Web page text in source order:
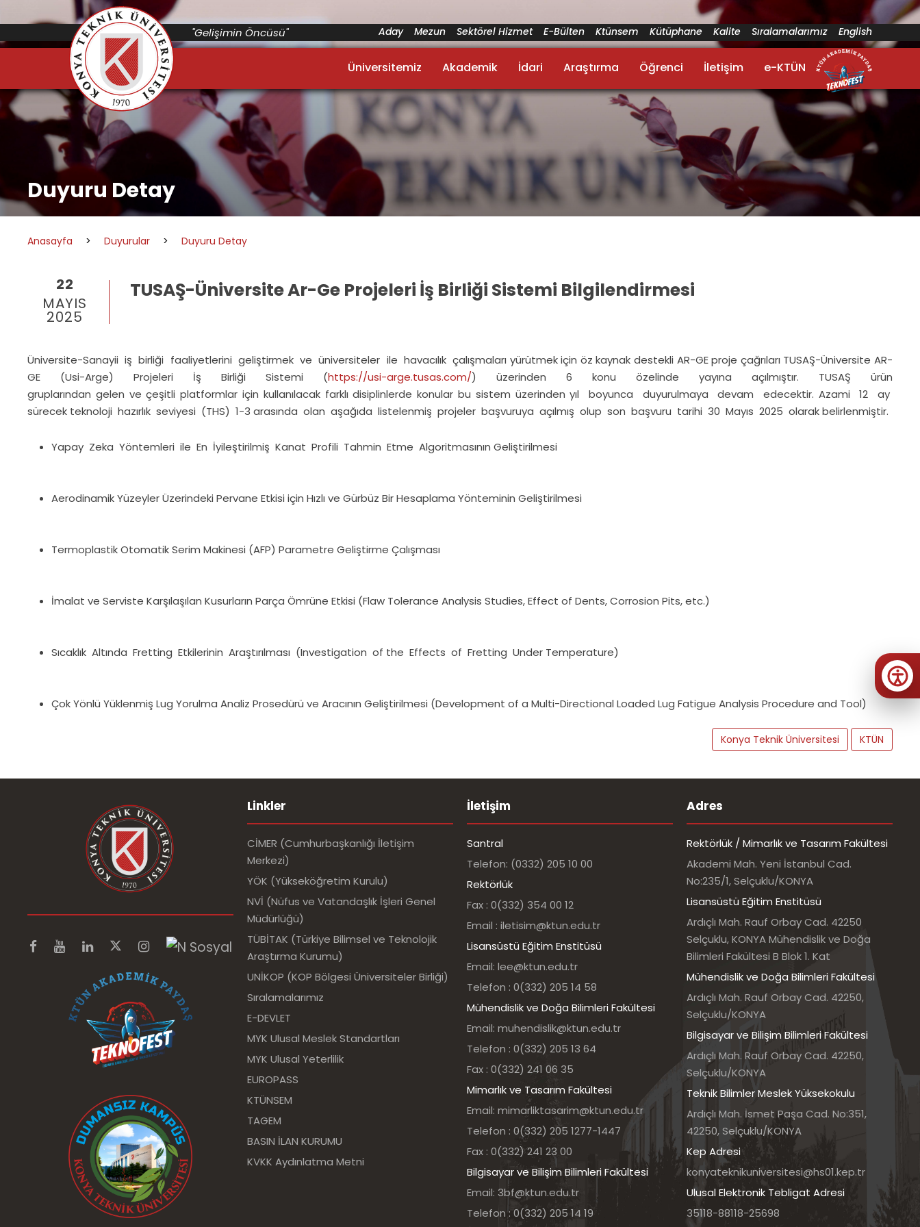
"Gelişimin Öncüsü" Aday Mezun Sektörel Hizmet E-Bülten Ktünsem Kütüphane Kalite Sıralamalarımız English
Üniversitemiz Akademik İdari Araştırma Öğrenci İletişim e-KTÜN
Duyuru Detay
Anasayfa > Duyurular > Duyuru Detay
22
MAYIS
2025
TUSAŞ-Üniversite Ar-Ge Projeleri İş Birliği Sistemi Bilgilendirmesi
Üniversite-Sanayii iş birliği faaliyetlerini geliştirmek ve üniversiteler ile havacılık çalışmaları yürütmek için öz kaynak destekli AR-GE proje çağrıları TUSAŞ-Üniversite AR-
GE (Usi-Arge) Projeleri İş Birliği Sistemi (https://usi-arge.tusas.com/) üzerinden 6 konu özelinde yayına açılmıştır. TUSAŞ ürün
gruplarından gelen ve çeşitli platformlar için kullanılacak farklı disiplinlerde konular bu sistem üzerinden yıl boyunca duyurulmaya devam edecektir. Azami 12 ay
sürecek teknoloji hazırlık seviyesi (THS) 1-3 arasında olan aşağıda listelenmiş projeler başvuruya açılmış olup son başvuru tarihi 30 Mayıs 2025 olarak belirlenmiştir.
Yapay Zeka Yöntemleri ile En İyileştirilmiş Kanat Profili Tahmin Etme Algoritmasının Geliştirilmesi
Aerodinamik Yüzeyler Üzerindeki Pervane Etkisi için Hızlı ve Gürbüz Bir Hesaplama Yönteminin Geliştirilmesi
Termoplastik Otomatik Serim Makinesi (AFP) Parametre Geliştirme Çalışması
İmalat ve Serviste Karşılaşılan Kusurların Parça Ömrüne Etkisi (Flaw Tolerance Analysis Studies, Effect of Dents, Corrosion Pits, etc.)
Sıcaklık Altında Fretting Etkilerinin Araştırılması (Investigation of the Effects of Fretting Under Temperature)
Çok Yönlü Yüklenmiş Lug Yorulma Analiz Prosedürü ve Aracının Geliştirilmesi (Development of a Multi-Directional Loaded Lug Fatigue Analysis Procedure and Tool)
Konya Teknik Üniversitesi KTÜN
Linkler
CİMER (Cumhurbaşkanlığı İletişim
Merkezi)
YÖK (Yükseköğretim Kurulu)
NVİ (Nüfus ve Vatandaşlık İşleri Genel
Müdürlüğü)
TÜBİTAK (Türkiye Bilimsel ve Teknolojik
Araştırma Kurumu)
UNİKOP (KOP Bölgesi Üniversiteler Birliği)
Sıralamalarımız
E-DEVLET
MYK Ulusal Meslek Standartları
MYK Ulusal Yeterlilik
EUROPASS
KTÜNSEM
TAGEM
BASIN İLAN KURUMU
KVKK Aydınlatma Metni
İletişim
Santral
Telefon: (0332) 205 10 00
Rektörlük
Fax : 0(332) 354 00 12
Email : iletisim@ktun.edu.tr
Lisansüstü Eğitim Enstitüsü
Email: lee@ktun.edu.tr
Telefon : 0(332) 205 14 58
Mühendislik ve Doğa Bilimleri Fakültesi
Email: muhendislik@ktun.edu.tr
Telefon : 0(332) 205 13 64
Fax : 0(332) 241 06 35
Mimarlık ve Tasarım Fakültesi
Email: mimarliktasarim@ktun.edu.tr
Telefon : 0(332) 205 1277-1447
Fax : 0(332) 241 23 00
Bilgisayar ve Bilişim Bilimleri Fakültesi
Email: 3bf@ktun.edu.tr
Telefon : 0(332) 205 14 19
Adres
Rektörlük / Mimarlık ve Tasarım Fakültesi
Akademi Mah. Yeni İstanbul Cad.
No:235/1, Selçuklu/KONYA
Lisansüstü Eğitim Enstitüsü
Ardıçlı Mah. Rauf Orbay Cad. 42250
Selçuklu, KONYA Mühendislik ve Doğa
Bilimleri Fakültesi B Blok 1. Kat
Mühendislik ve Doğa Bilimleri Fakültesi
Ardıçlı Mah. Rauf Orbay Cad. 42250,
Selçuklu/KONYA
Bilgisayar ve Bilişim Bilimleri Fakültesi
Ardıçlı Mah. Rauf Orbay Cad. 42250,
Selçuklu/KONYA
Teknik Bilimler Meslek Yüksekokulu
Ardıçlı Mah. İsmet Paşa Cad. No:351,
42250, Selçuklu/KONYA
Kep Adresi
konyateknikuniversitesi@hs01.kep.tr
Ulusal Elektronik Tebligat Adresi
35118-88118-25698